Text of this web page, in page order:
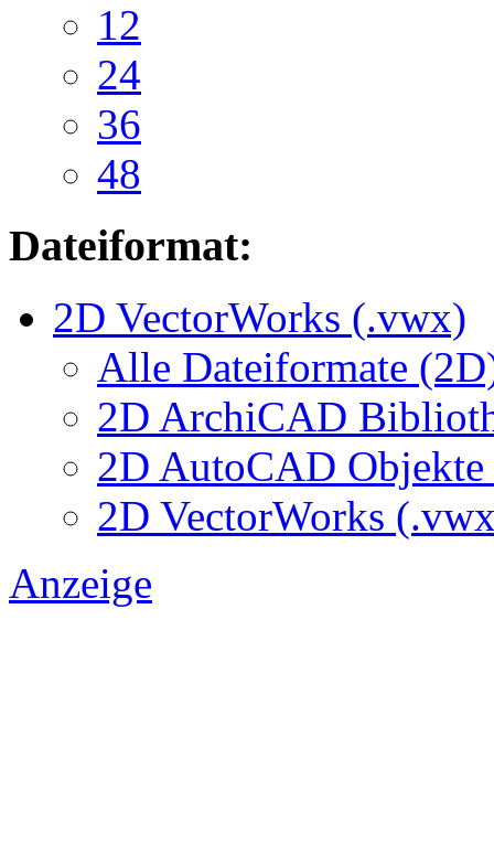
12
24
36
48
Dateiformat:
2D VectorWorks (.vwx)
Alle Dateiformate
2D ArchiCAD
2D AutoCAD
2D VectorWorks
Anzeige